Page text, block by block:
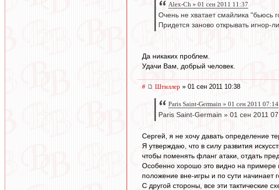
Alex-Ch » 01 сен 2011 11:37
Очень не хватает смайлика "бьюсь
Придется заново открывать игнор-
Да никаких проблем.
Удачи Вам, добрый человек.
# Штиллер » 01 сен 2011 10:38
Paris Saint-Germain » 01 сен 2011 07:14
Paris Saint-Germain » 01 сен 2011
Сергей, я не хочу давать определение
Я утверждаю, что в силу развития
чтобы поменять фланг атаки, отдать
Особенно хорошо это видно на примере
положение вне-игры и по сути начинает
С другой стороны, все эти тактические